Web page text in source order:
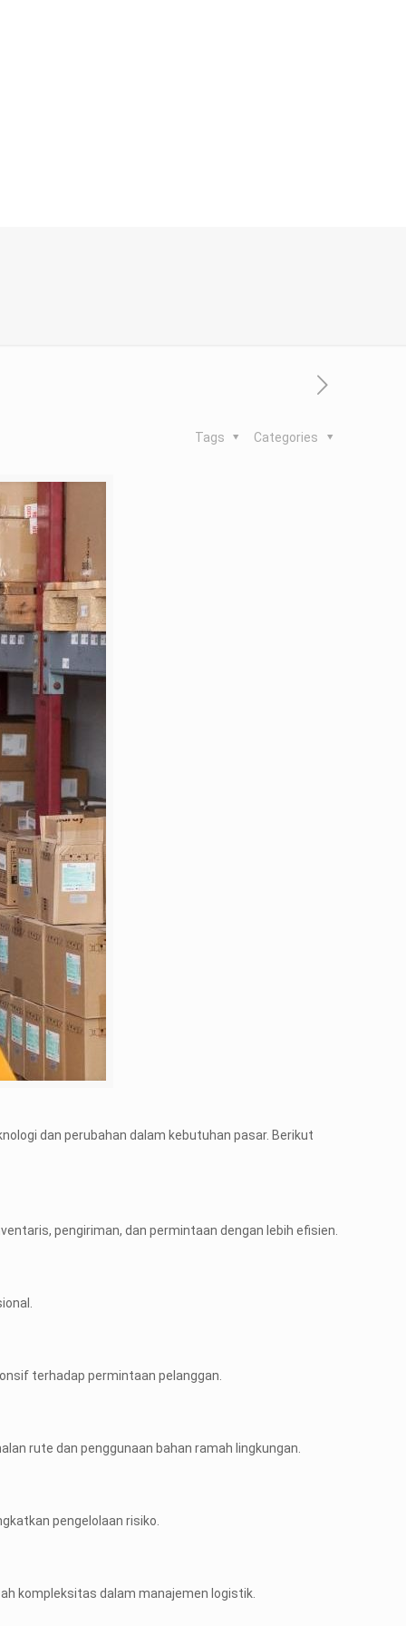
Categories
Tags
dan perubahan dalam kebutuhan pasar. Berikut
pengiriman, dan permintaan dengan lebih efisien.
terhadap permintaan pelanggan.
rute dan penggunaan bahan ramah lingkungan.
pengelolaan risiko.
kompleksitas dalam manajemen logistik.